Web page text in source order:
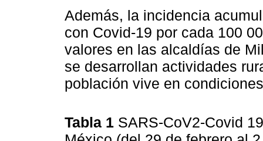
Además, la incidencia
con Covid-19 por cada 100
valores en las alcaldías de
se desarrollan actividades
población vive en
Tabla 1 SARS-CoV2-Covid